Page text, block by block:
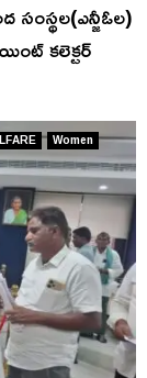
సంస్థల(ఎన్జీఓల)
కలెక్టర్
Women